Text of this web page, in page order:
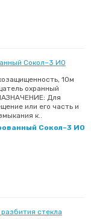
10м
охранный
Для
или его часть и
к..
Сокол–3 ИО